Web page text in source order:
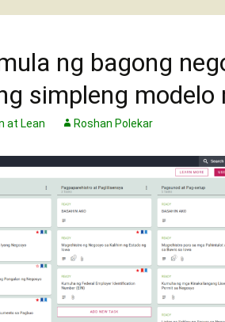
ng bagong
simpleng modelo
at Lean Roshan Polekar